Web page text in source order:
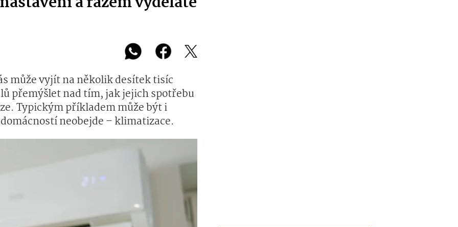
může vyjít na několik desítek tisíc
přemýšlet nad tím, jak jejich spotřebu
Typickým příkladem může být i
neobejde –⁠⁠⁠⁠⁠⁠ klimatizace.